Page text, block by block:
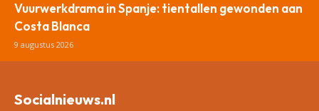
Vuurwerkdrama in Spanje: tientallen gewonden aan
Costa Blanca
9 augustus 2026
Socialnieuws.nl